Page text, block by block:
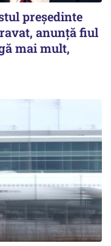
preşedinte
anunță fiul
mai mult,